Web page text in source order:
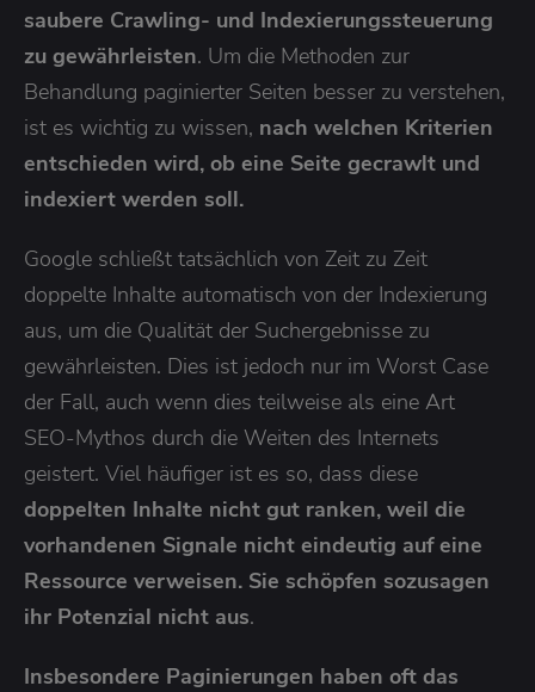
saubere Crawling- und Indexierungssteuerung
zu gewährleisten. Um die Methoden zur
Behandlung paginierter Seiten besser zu verstehen,
ist es wichtig zu wissen, nach welchen Kriterien
entschieden wird, ob eine Seite gecrawlt und
indexiert werden soll.
Google schließt tatsächlich von Zeit zu Zeit
doppelte Inhalte automatisch von der Indexierung
aus, um die Qualität der Suchergebnisse zu
gewährleisten. Dies ist jedoch nur im Worst Case
der Fall, auch wenn dies teilweise als eine Art
SEO-Mythos durch die Weiten des Internets
geistert. Viel häufiger ist es so, dass diese
doppelten Inhalte nicht gut ranken, weil die
vorhandenen Signale nicht eindeutig auf eine
Ressource verweisen. Sie schöpfen sozusagen
ihr Potenzial nicht aus.
Insbesondere Paginierungen haben oft das